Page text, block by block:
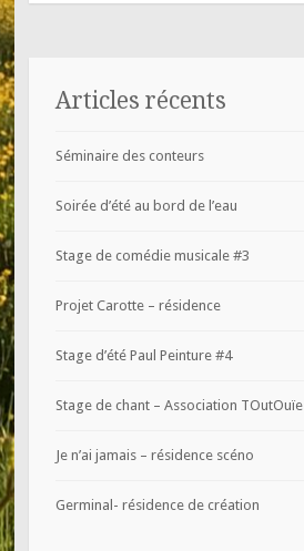
Articles récents
Séminaire des conteurs
Soirée d’été au bord de l’eau
Stage de comédie musicale #3
Projet Carotte – résidence
Stage d’été Paul Peinture #4
Stage de chant – Association TOutOuïe
Je n’ai jamais – résidence scéno
Germinal- résidence de création